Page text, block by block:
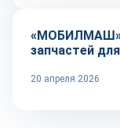
«МОБИЛМАШ»:
запчастей
20 апреля 2026